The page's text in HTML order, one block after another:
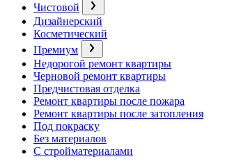
Чистовой
Дизайнерский
Косметический
Премиум
Недорогой ремонт квартиры
Черновой ремонт квартиры
Предчистовая отделка
Ремонт квартиры после пожара
Ремонт квартиры после затопления
Под покраску
Без материалов
С стройматериалами